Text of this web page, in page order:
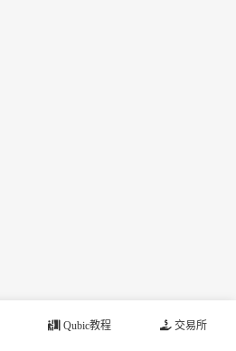
Qubic教程 交易所